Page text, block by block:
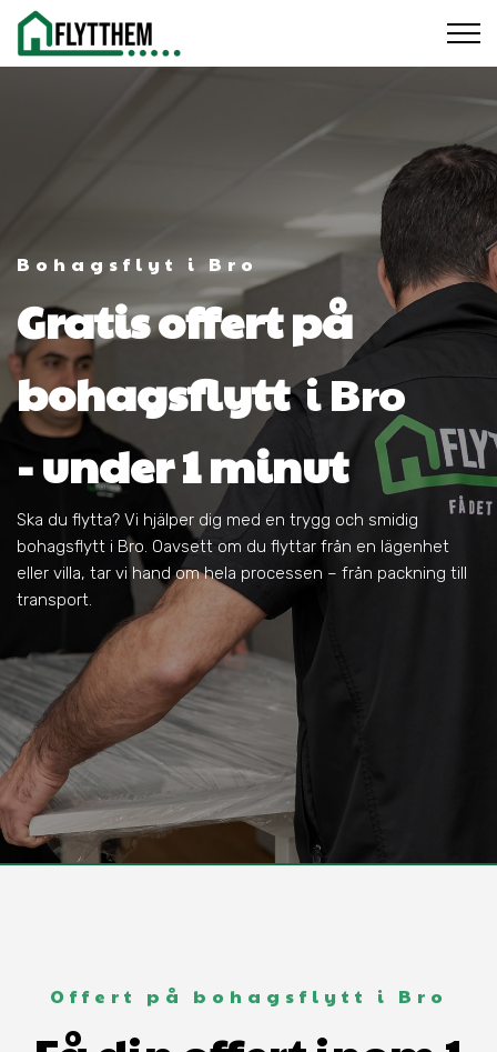
Bohagsflyt i Bro
Gratis offert på
bohagsflytti Bro
- under 1 minut
Ska du flytta? Vi hjälper dig med en trygg och smidig
bohagsflytt i Bro. Oavsett om du flyttar från en lägenhet
eller villa, tar vi hand om hela processen – från packning till
transport.
Offert på bohagsflytt i Bro